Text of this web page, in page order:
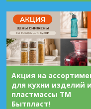
Акция на
для кухни изделий
пластмассы ТМ
Бытпласт!